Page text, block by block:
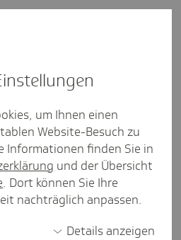
Infor­ma­
zugäng­lich
Digitaler Fortschritt
um Ihnen einen
Website-Besuch zu
Informationen finden Sie in
und der Übersicht
. Dort können Sie Ihre
nachträglich anpassen.
Details anzeigen